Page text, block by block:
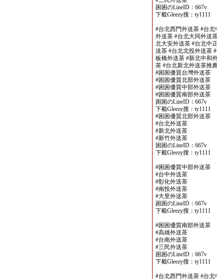
困困のLineID：667v
下載Gleezy搜：ty1111
#台北西門外送茶 #台
外送茶 #台北大同外送
北大安外送茶 #台北中
送茶 #台北北投外送茶
板橋外送茶 #新北中和
茶 #台北新北外送茶推
#困困優質台灣外送茶
#困困優質北部外送茶
#困困優質中部外送茶
#困困優質南部外送茶
困困のLineID：667v
下載Gleezy搜：ty1111
#困困優質北部外送茶
#台北外送茶
#新北外送茶
#新竹外送茶
困困のLineID：667v
下載Gleezy搜：ty1111
#困困優質中部外送茶
#台中外送茶
#彰化外送茶
#南投外送茶
#大里外送茶
困困のLineID：667v
下載Gleezy搜：ty1111
#困困優質南部外送茶
#高雄外送茶
#台南外送茶
#三民外送茶
困困のLineID：667v
下載Gleezy搜：ty1111
#台北西門外送茶 #台